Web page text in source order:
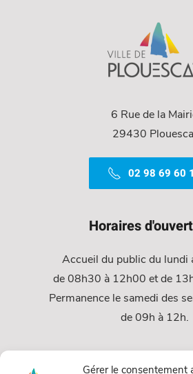
Gérer le consentement
6 Rue de la
29430
02 98 69 60
Horaires
Accueil du public du lundi
de 08h30 à 12h00 et de
Permanence le samedi des
de 09h à 12h.
Services